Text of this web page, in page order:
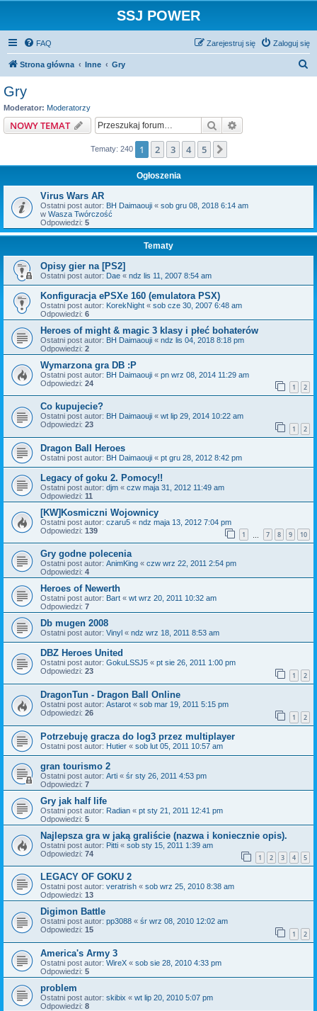
SSJ POWER
FAQ Zaloguj się
Zarejestruj się
Strona główna Inne Gry
Gry
Moderator: Moderatorzy
NOWY TEMAT Szukaj
Tematy: 240 1 2 3 4 5
Ogłoszenia
Virus Wars AR
Ostatni post autor: BH Daimaouji « sob gru 08, 2018 6:14 am
w Wasza Twórczość
Odpowiedzi: 5
Tematy
Opisy gier na [PS2]
Ostatni post autor: Dae « ndz lis 11, 2007 8:54 am
Konfiguracja ePSXe 160 (emulatora PSX)
Ostatni post autor: KorekNight « sob cze 30, 2007 6:48 am
Odpowiedzi: 6
Heroes of might & magic 3 klasy i płeć bohaterów
Ostatni post autor: BH Daimaouji « ndz lis 04, 2018 8:18 pm
Odpowiedzi: 2
Wymarzona gra DB :P
Ostatni post autor: BH Daimaouji « pn wrz 08, 2014 11:29 am
Odpowiedzi: 24 1 2
Co kupujecie?
Ostatni post autor: BH Daimaouji « wt lip 29, 2014 10:22 am
Odpowiedzi: 23 1 2
Dragon Ball Heroes
Ostatni post autor: BH Daimaouji « pt gru 28, 2012 8:42 pm
Legacy of goku 2. Pomocy!!
Ostatni post autor: djm « czw maja 31, 2012 11:49 am
Odpowiedzi: 11
[KW]Kosmiczni Wojownicy
Ostatni post autor: czaru5 « ndz maja 13, 2012 7:04 pm
Odpowiedzi: 139 1 7 8 9 10
Gry godne polecenia
Ostatni post autor: AnimKing « czw wrz 22, 2011 2:54 pm
Odpowiedzi: 4
Heroes of Newerth
Ostatni post autor: Bart « wt wrz 20, 2011 10:32 am
Odpowiedzi: 7
Db mugen 2008
Ostatni post autor: Vinyl « ndz wrz 18, 2011 8:53 am
DBZ Heroes United
Ostatni post autor: GokuLSSJ5 « pt sie 26, 2011 1:00 pm
Odpowiedzi: 23 1 2
DragonTun - Dragon Ball Online
Ostatni post autor: Astarot « sob mar 19, 2011 5:15 pm
Odpowiedzi: 26 1 2
Potrzebuję gracza do log3 przez multiplayer
Ostatni post autor: Hutier « sob lut 05, 2011 10:57 am
gran tourismo 2
Ostatni post autor: Arti « śr sty 26, 2011 4:53 pm
Odpowiedzi: 7
Gry jak half life
Ostatni post autor: Radian « pt sty 21, 2011 12:41 pm
Odpowiedzi: 5
Najlepsza gra w jaką graliście (nazwa i koniecznie opis).
Ostatni post autor: Pitti « sob sty 15, 2011 1:39 am
Odpowiedzi: 74 1 2 3 4 5
LEGACY OF GOKU 2
Ostatni post autor: veratrish « sob wrz 25, 2010 8:38 am
Odpowiedzi: 13
Digimon Battle
Ostatni post autor: pp3088 « śr wrz 08, 2010 12:02 am
Odpowiedzi: 15 1 2
America's Army 3
Ostatni post autor: WireX « sob sie 28, 2010 4:33 pm
Odpowiedzi: 5
problem
Ostatni post autor: skibix « wt lip 20, 2010 5:07 pm
Odpowiedzi: 8